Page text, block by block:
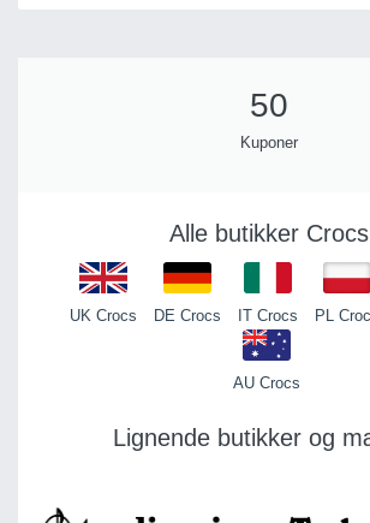
50
Kuponer
Alle butikker Crocs
UK Crocs DE Crocs IT Crocs PL
AU Crocs
Lignende butikker og